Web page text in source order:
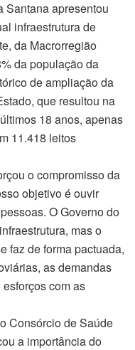
Santana apresentou
infraestrutura de
da Macrorregião
da população da
de ampliação da
que resultou na
18 anos, apenas
11.418 leitos
o compromisso da
objetivo é ouvir
O Governo do
mas o
faz de forma pactuada,
as demandas
com as
Consórcio de Saúde
a importância do